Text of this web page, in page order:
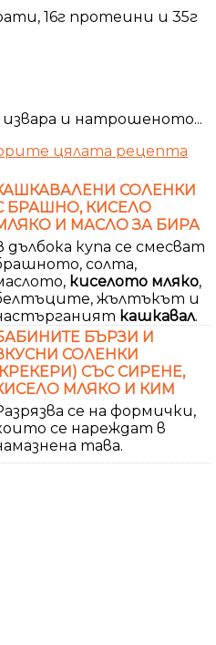
16г протеини и 35г
и натрошеното...
цялата рецепта
СОЛЕНКИ
БРАШНО, КИСЕЛО
И МАСЛО ЗА БИРА
дълбока купа се смесват
солта,
киселото мляко,
жълтъкът и
кашкавал.
БЪРЗИ И
СОЛЕНКИ
СЪС СИРЕНЕ,
МЛЯКО И КИМ
се на формички,
се нареждат в
тава.